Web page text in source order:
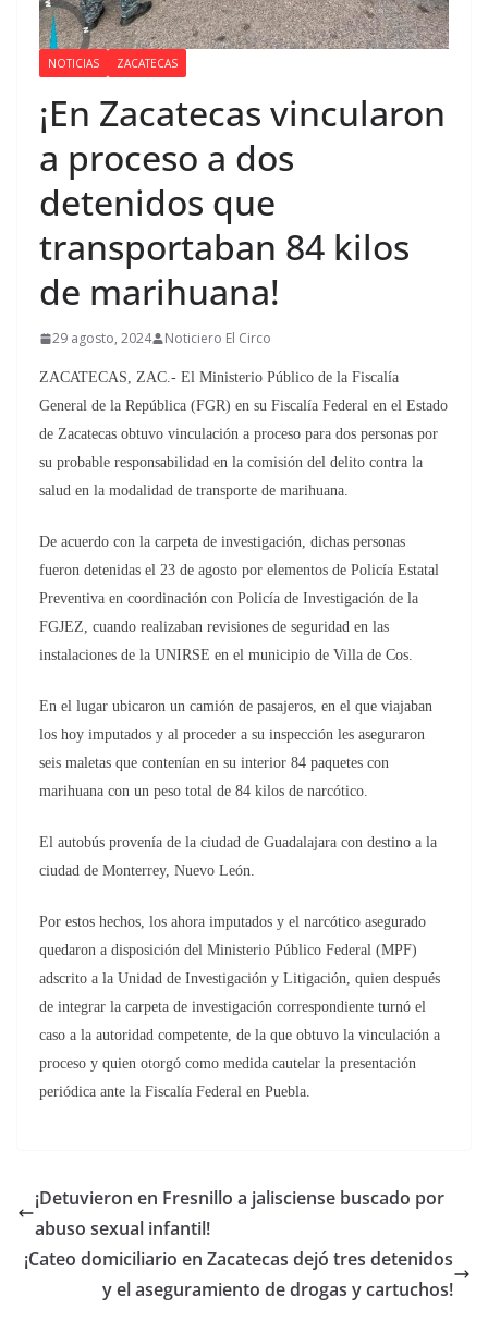
NOTICIAS ZACATECAS
¡En Zacatecas vincularon
a proceso a dos
detenidos que
transportaban 84 kilos
de marihuana!
29 agosto, 2024 Noticiero El Circo
ZACATECAS, ZAC.- El Ministerio Público de la Fiscalía
General de la República (FGR) en su Fiscalía Federal en el Estado
de Zacatecas obtuvo vinculación a proceso para dos personas por
su probable responsabilidad en la comisión del delito contra la
salud en la modalidad de transporte de marihuana.
De acuerdo con la carpeta de investigación, dichas personas
fueron detenidas el 23 de agosto por elementos de Policía Estatal
Preventiva en coordinación con Policía de Investigación de la
FGJEZ, cuando realizaban revisiones de seguridad en las
instalaciones de la UNIRSE en el municipio de Villa de Cos.
En el lugar ubicaron un camión de pasajeros, en el que viajaban
los hoy imputados y al proceder a su inspección les aseguraron
seis maletas que contenían en su interior 84 paquetes con
marihuana con un peso total de 84 kilos de narcótico.
El autobús provenía de la ciudad de Guadalajara con destino a la
ciudad de Monterrey, Nuevo León.
Por estos hechos, los ahora imputados y el narcótico asegurado
quedaron a disposición del Ministerio Público Federal (MPF)
adscrito a la Unidad de Investigación y Litigación, quien después
de integrar la carpeta de investigación correspondiente turnó el
caso a la autoridad competente, de la que obtuvo la vinculación a
proceso y quien otorgó como medida cautelar la presentación
periódica ante la Fiscalía Federal en Puebla.
¡Detuvieron en Fresnillo a jalisciense buscado por
abuso sexual infantil!
¡Cateo domiciliario en Zacatecas dejó tres detenidos
y el aseguramiento de drogas y cartuchos!